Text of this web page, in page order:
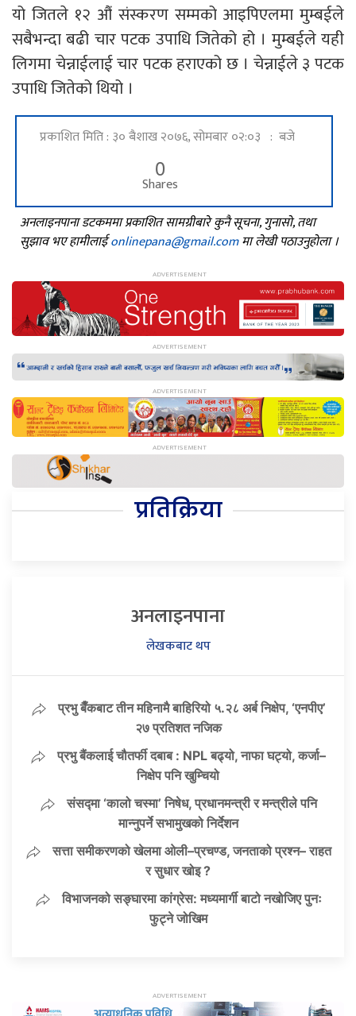
यो जितले १२ औं संस्करण सम्मको आइपिएलमा मुम्बईले
सबैभन्दा बढी चार पटक उपाधि जितेको हो । मुम्बईले यही
लिगमा चेन्नाईलाई चार पटक हराएको छ । चेन्नाईले ३ पटक
उपाधि जितेको थियो ।
प्रकाशित मिति : ३० बैशाख २०७६, सोमबार ०२:०३ : बजे
0
Shares
अनलाइनपाना डटकममा प्रकाशित सामग्रीबारे कुनै सूचना, गुनासो, तथा
सुझाव भए हामीलाईonlinepana@gmail.comमा लेखी पठाउनुहोला ।
प्रतिक्रिया
अनलाइनपाना
लेखकबाट थप
प्रभु बैँकबाट तीन महिनामै बाहिरियो ५.२८ अर्ब निक्षेप, ‘एनपीए’
२७ प्रतिशत नजिक
प्रभु बैंकलाई चौतर्फी दबाब : NPL बढ्यो, नाफा घट्यो, कर्जा–
निक्षेप पनि खुम्चियो
संसद्मा ‘कालो चस्मा’ निषेध, प्रधानमन्त्री र मन्त्रीले पनि
मान्नुपर्ने सभामुखको निर्देशन
सत्ता समीकरणको खेलमा ओली–प्रचण्ड, जनताको प्रश्न– राहत
र सुधार खोइ ?
विभाजनको सङ्घारमा कांग्रेस: मध्यमार्गी बाटो नखोजिए पुनः
फुट्ने जोखिम